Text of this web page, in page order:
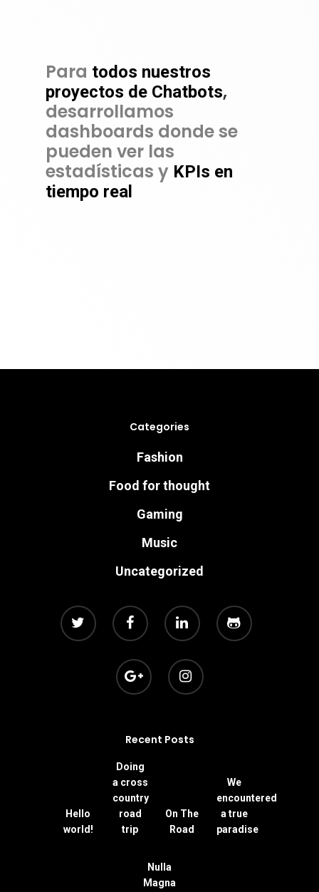
Para todos nuestros
proyectos de Chatbots,
desarrollamos
dashboards donde se
pueden ver las
estadísticas y KPIs en
tiempo real
Categories
Fashion
Food for thought
Gaming
Music
Uncategorized
Recent Posts
Hello
world!
Doing
a cross
country
road
trip
On The
Road
We
encountered
a true
paradise
Nulla
Magna